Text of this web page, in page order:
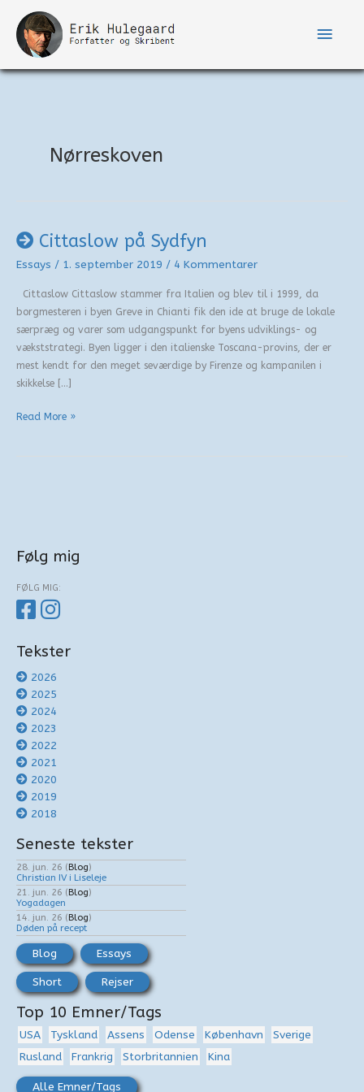
indholdet
Nørreskoven
Cittaslow på Sydfyn
Essays / 1. september 2019 / 4 Kommentarer
Cittaslow Cittaslow stammer fra Italien og blev til i 1999, da
borgmesteren i byen Greve in Chianti fik den ide at bruge de lokale
særpræg og varer som udgangspunkt for byens udviklings- og
vækststrategi. Byen ligger i den italienske Toscana-provins, der er
mest kendt for den meget seværdige by Firenze og kampanilen i
skikkelse […]
Cittaslow
Read More »
Følg mig
FØLG MIG:
Tekster
2026
2025
2024
2023
2022
2021
2020
2019
2018
Seneste tekster
28. jun. 26 (Blog)
Christian IV i Liseleje
21. jun. 26 (Blog)
Yogadagen
14. jun. 26 (Blog)
Døden på recept
Blog Essays
Short Rejser
Top 10 Emner/Tags
USA Tyskland Assens Odense København
Sverige
Rusland
Frankrig Storbritannien Kina
Alle Emner/Tags